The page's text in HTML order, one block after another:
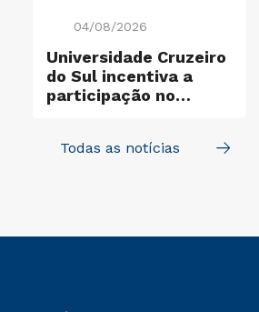
04/08/2026
Universidade Cruzeiro
do Sul incentiva a
participação no
Todas as notícias